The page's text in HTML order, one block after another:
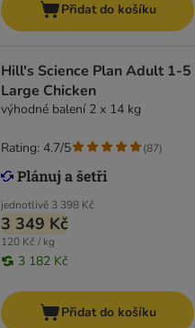
Přidat do košíku
Hill's Science Plan Adult 1-5
Large Chicken
výhodné balení 2 x 14 kg
jednotlivě 3 398 Kč
3 349 Kč
120 Kč / kg
3 182 Kč
Rating: 4.7/5 (87)
Přidat do košíku